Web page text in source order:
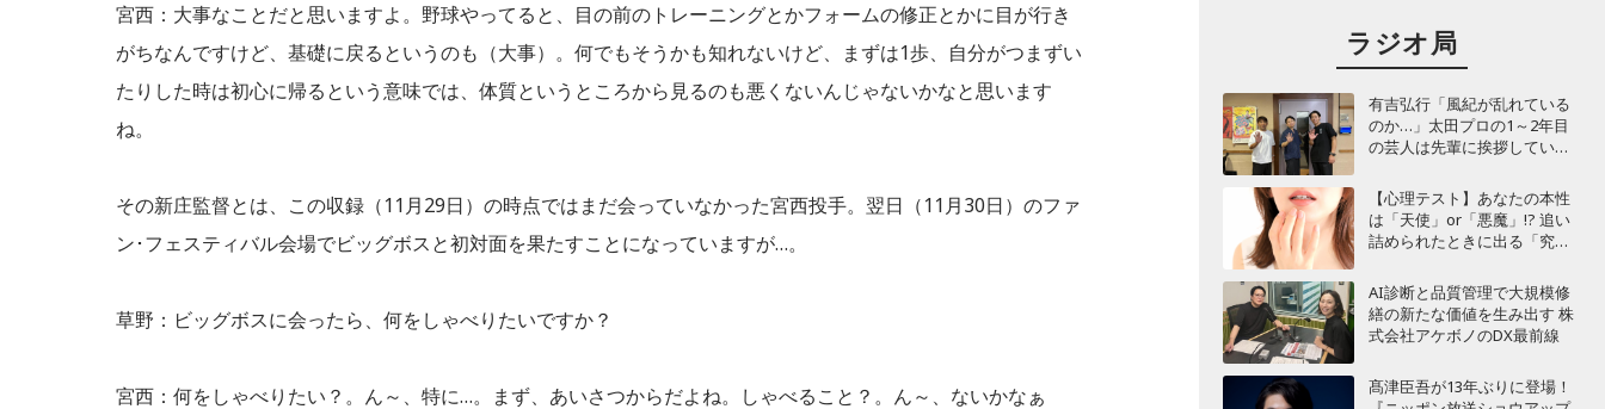
宮西：大事なことだと思いますよ。野球やってると、目の前のトレーニングとかフォームの修正とかに目が行き
がちなんですけど、基礎に戻るというのも（大事）。何でもそうかも知れないけど、まずは1歩、自分がつまずい
たりした時は初心に帰るという意味では、体質というところから見るのも悪くないんじゃないかなと思います
ね。
その新庄監督とは、この収録（11月29日）の時点ではまだ会っていなかった宮西投手。翌日（11月30日）のファ
ン･フェスティバル会場でビッグボスと初対面を果たすことになっていますが…。
草野：ビッグボスに会ったら、何をしゃべりたいですか？
宮西：何をしゃべりたい？。ん～、特に…。まず、あいさつからだよね。しゃべること？。ん～、ないかなぁ
ラジオ局
有吉弘行「風紀が乱れている
のか…」太田プロの1～2年目
の芸人は先輩に挨拶していな
【心理テスト】あなたの本性
は「天使」or「悪魔」!? 追い
詰められたときに出る「究極
AI診断と品質管理で大規模修
繕の新たな価値を生み出す 株
式会社アケボノのDX最前線
髙津臣吾が13年ぶりに登場！